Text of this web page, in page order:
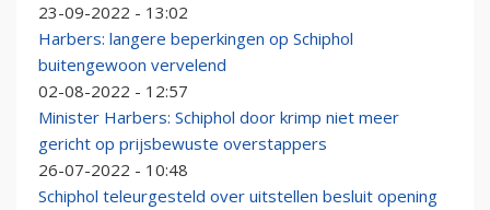
23-09-2022 - 13:02
Harbers: langere beperkingen op Schiphol
buitengewoon vervelend
02-08-2022 - 12:57
Minister Harbers: Schiphol door krimp niet meer
gericht op prijsbewuste overstappers
26-07-2022 - 10:48
Schiphol teleurgesteld over uitstellen besluit opening